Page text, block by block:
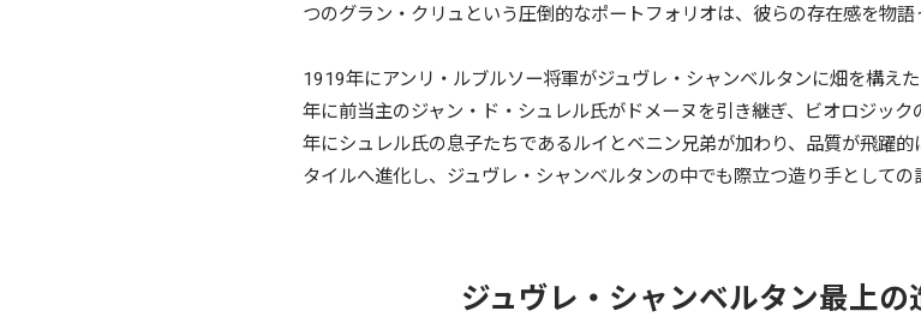
つのグラン・クリュという圧倒的なポートフォリオは、彼らの存在感を物語
1919年にアンリ・ルブルソー将軍がジュヴレ・シャンベルタンに畑を構え
年に前当主のジャン・ド・シュレル氏がドメーヌを引き継ぎ、ビオロジッ
年にシュレル氏の息子たちであるルイとベニン兄弟が加わり、品質が飛躍
タイルへ進化し、ジュヴレ・シャンベルタンの中でも際立つ造り手としての
ジュヴレ・シャンベルタン最上